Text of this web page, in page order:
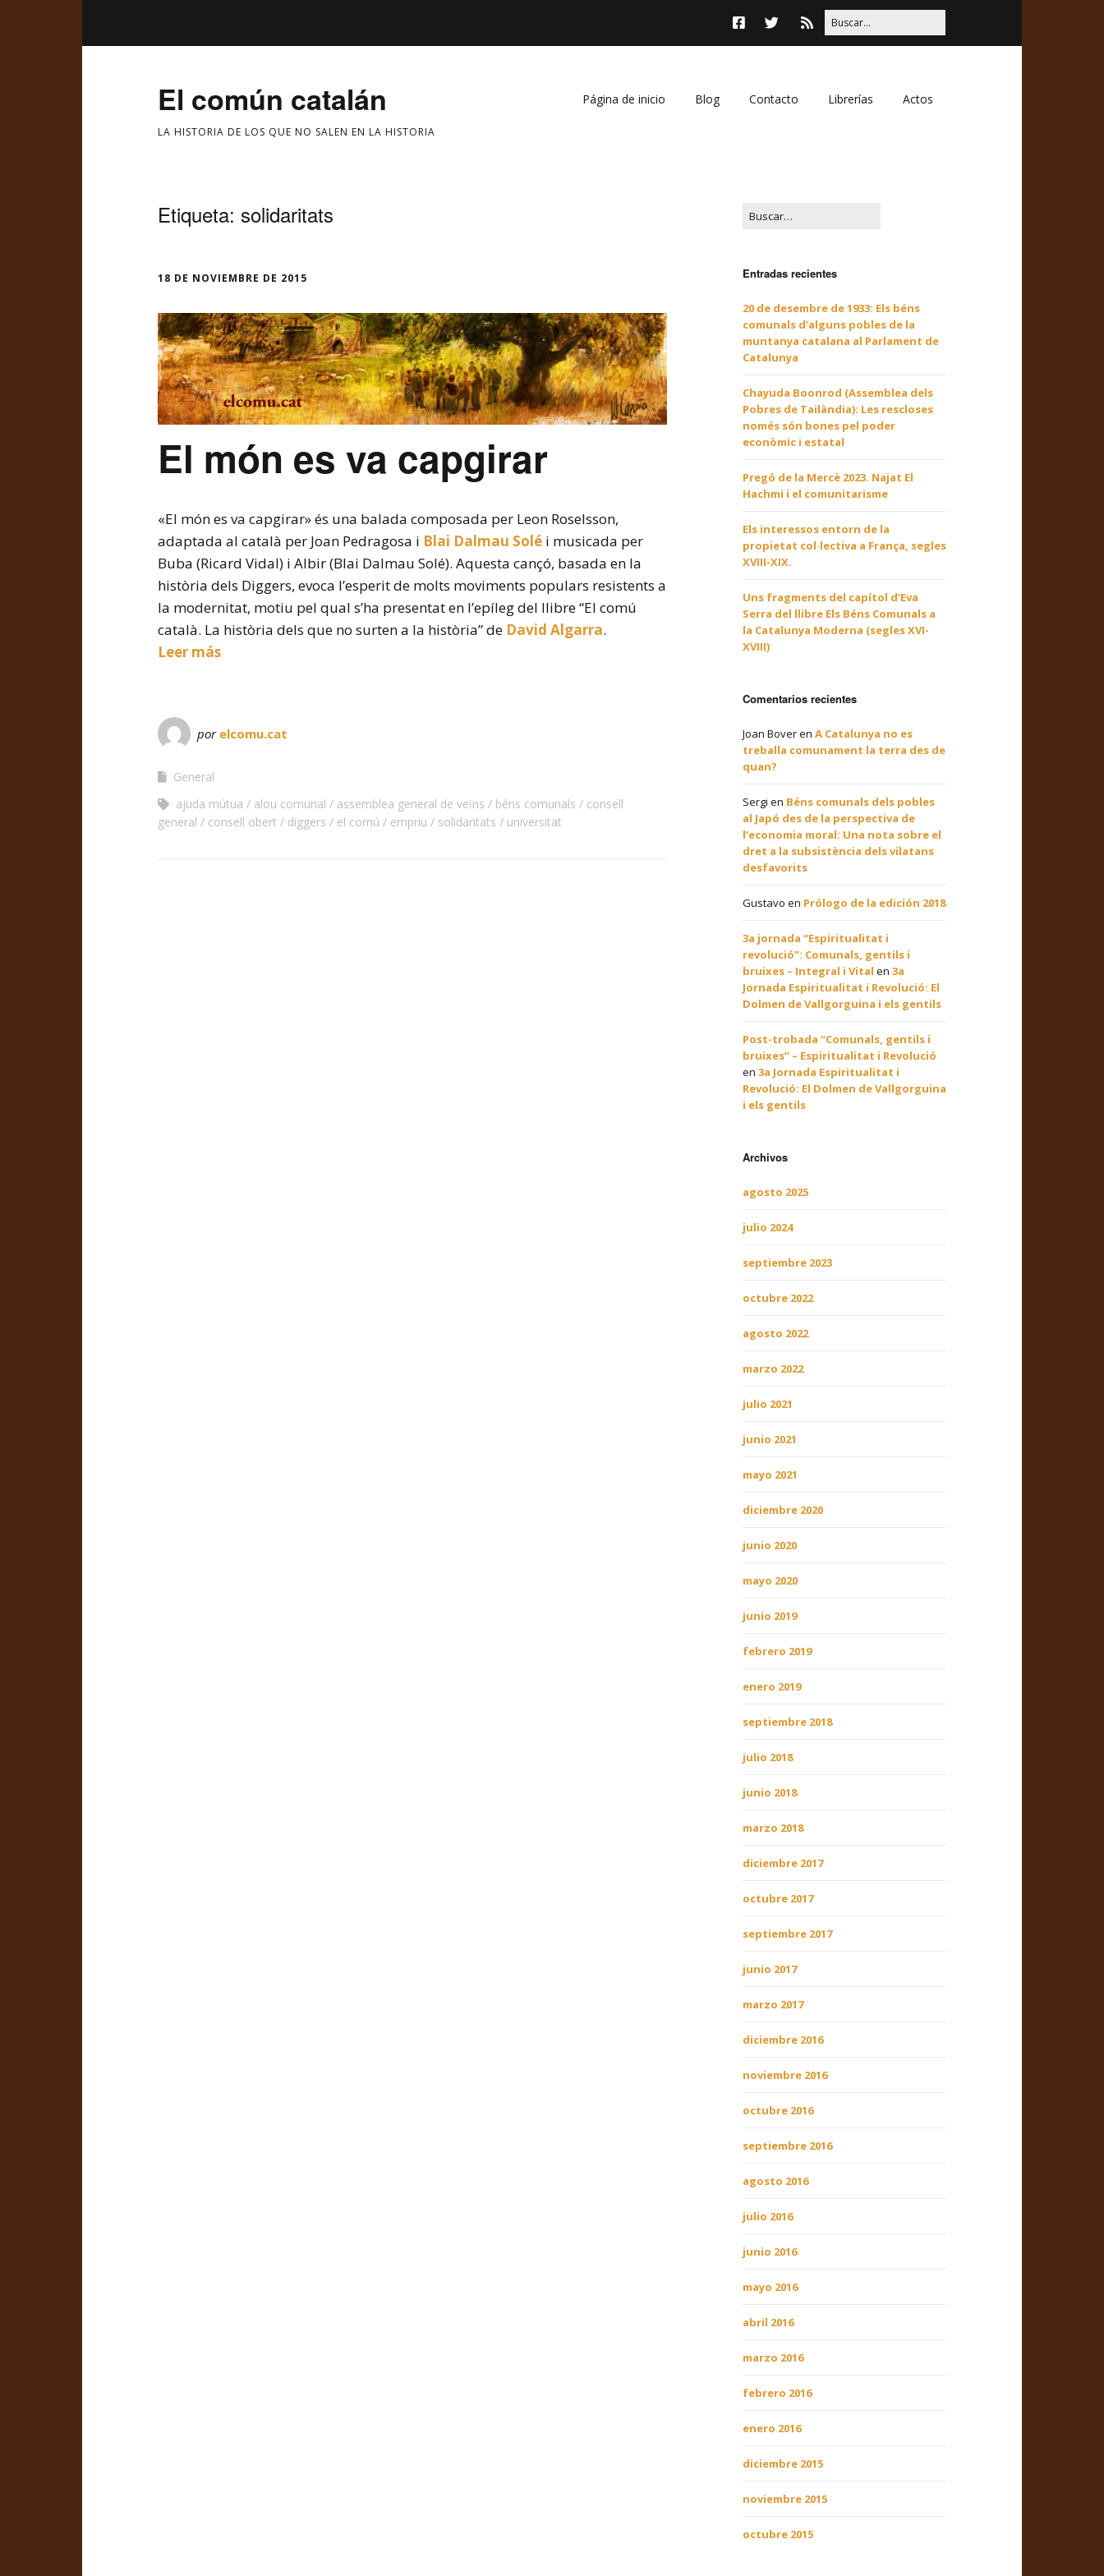
El común catalán
LA HISTORIA DE LOS QUE NO SALEN EN LA HISTORIA
Página de inicio Blog Contacto Librerías Actos
Etiqueta: solidaritats
18 DE NOVIEMBRE DE 2015
El món es va capgirar
«El món es va capgirar» és una balada composada per Leon Roselsson,
adaptada al català per Joan Pedragosa i Blai Dalmau Solé i musicada per
Buba (Ricard Vidal) i Albir (Blai Dalmau Solé). Aquesta cançó, basada en la
història dels Diggers, evoca l’esperit de molts moviments populars resistents a
la modernitat, motiu pel qual s’ha presentat en l’epíleg del llibre “El comú
català. La història dels que no surten a la història” de David Algarra.
Leer más
por elcomu.cat
General
ajuda mútua
alou comunal assemblea general de veïns béns comunals
consell
general
consell obert diggers el comú empriu solidaritats universitat
Entradas recientes
20 de desembre de 1933: Els béns
comunals d’alguns pobles de la
muntanya catalana al Parlament de
Catalunya
Chayuda Boonrod (Assemblea dels
Pobres de Tailàndia): Les rescloses
només són bones pel poder
econòmic i estatal
Pregó de la Mercè 2023. Najat El
Hachmi i el comunitarisme
Els interessos entorn de la
propietat col·lectiva a França, segles
XVIII-XIX.
Uns fragments del capítol d’Eva
Serra del llibre Els Béns Comunals a
la Catalunya Moderna (segles XVI-
XVIII)
Comentarios recientes
Joan Boveren A Catalunya no es
treballa comunament la terra des de
quan?
Sergi en Béns comunals dels pobles
al Japó des de la perspectiva de
l’economia moral: Una nota sobre el
dret a la subsistència dels vilatans
desfavorits
Gustavo en Prólogo de la edición 2018
3a jornada “Espiritualitat i
revolució”: Comunals, gentils i
bruixes – Integral i Vital en 3a
Jornada Espiritualitat i Revolució: El
Dolmen de Vallgorguina i els gentils
Post-trobada “Comunals, gentils i
bruixes” – Espiritualitat i Revolució
en 3a Jornada Espiritualitat i
Revolució: El Dolmen de Vallgorguina
i els gentils
Archivos
agosto 2025
julio 2024
septiembre 2023
octubre 2022
agosto 2022
marzo 2022
julio 2021
junio 2021
mayo 2021
diciembre 2020
junio 2020
mayo 2020
junio 2019
febrero 2019
enero 2019
septiembre 2018
julio 2018
junio 2018
marzo 2018
diciembre 2017
octubre 2017
septiembre 2017
junio 2017
marzo 2017
diciembre 2016
noviembre 2016
octubre 2016
septiembre 2016
agosto 2016
julio 2016
junio 2016
mayo 2016
abril 2016
marzo 2016
febrero 2016
enero 2016
diciembre 2015
noviembre 2015
octubre 2015